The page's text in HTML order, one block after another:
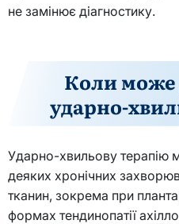
не замінює діагностику.
Коли може
ударно-
Ударно-хвильову терапію
деяких хронічних
тканин, зокрема при
формах тендинопатії